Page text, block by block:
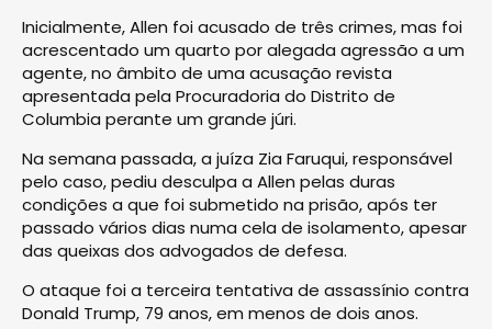
Inicialmente, Allen foi acusado de três crimes, mas foi
acrescentado um quarto por alegada agressão a um
agente, no âmbito de uma acusação revista
apresentada pela Procuradoria do Distrito de
Columbia perante um grande júri.
Na semana passada, a juíza Zia Faruqui, responsável
pelo caso, pediu desculpa a Allen pelas duras
condições a que foi submetido na prisão, após ter
passado vários dias numa cela de isolamento, apesar
das queixas dos advogados de defesa.
O ataque foi a terceira tentativa de assassínio contra
Donald Trump, 79 anos, em menos de dois anos.